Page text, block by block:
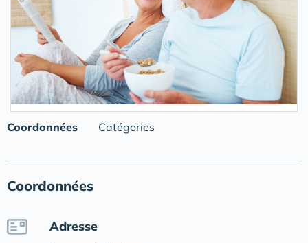
Coordonnées Catégories
Coordonnées
Adresse